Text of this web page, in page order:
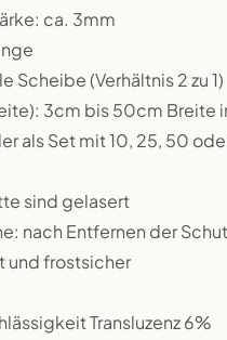
ca. 3mm
Scheibe (Verhältnis 2 zu 1)
3cm bis 50cm Breite
als Set mit 10, 25, 50
sind gelasert
nach Entfernen der
und frostsicher
Transluzenz 6%